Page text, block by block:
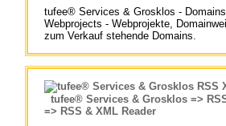
tufee® Services & Grosklos -
Webprojects - Webprojekte,
zum Verkauf stehende Domains.
tufee® Services & Grosklos =>
=> RSS & XML Reader